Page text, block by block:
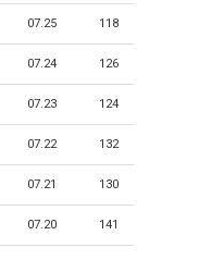
07.25 118
07.24 126
07.23 124
07.22 132
07.21 130
07.20 141